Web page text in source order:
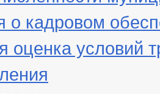
кадровом
оценка условий